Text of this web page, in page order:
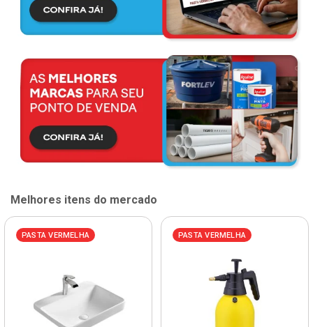
Melhores itens do mercado
PASTA VERMELHA PASTA VERMELHA